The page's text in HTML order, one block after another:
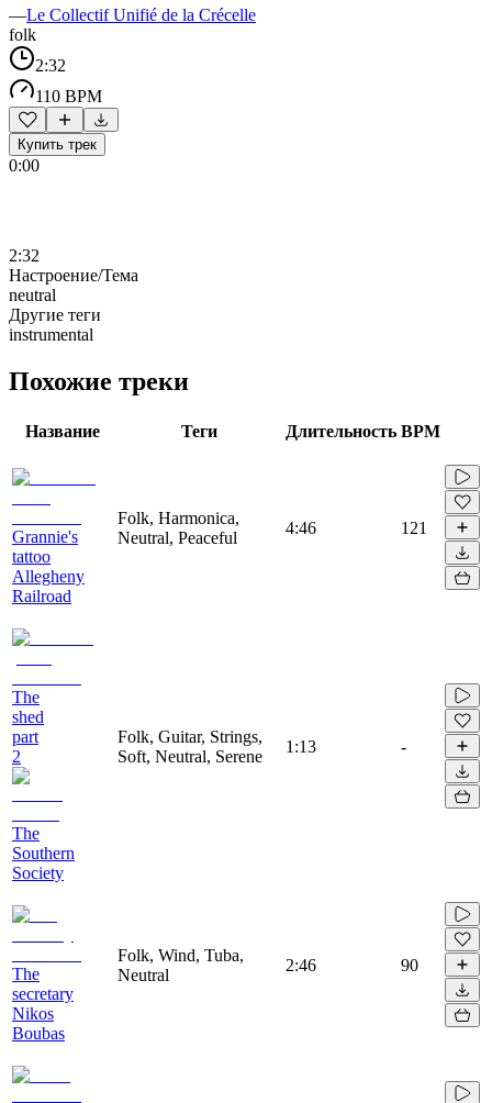
—Le Collectif Unifié de la Crécelle
folk
2:32
110 BPM
Купить трек
0:00
2:32
Настроение/Тема
neutral
Другие теги
instrumental
Похожие треки
Название Теги Длительность BPM
Grannie's
tattoo
Allegheny
Railroad
Folk, Harmonica,
Neutral, Peaceful
4:46 121
The
shed
part
2
The
Southern
Society
Folk, Guitar, Strings,
Soft, Neutral, Serene
1:13 -
The
secretary
Nikos
Boubas
Folk, Wind, Tuba,
Neutral
2:46 90